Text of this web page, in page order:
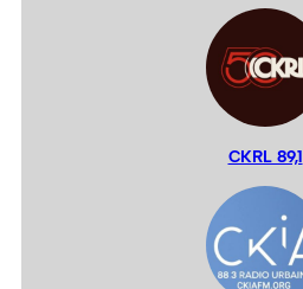
CKRL 89,1